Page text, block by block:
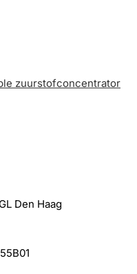
zuurstofconcentrator
Den Haag